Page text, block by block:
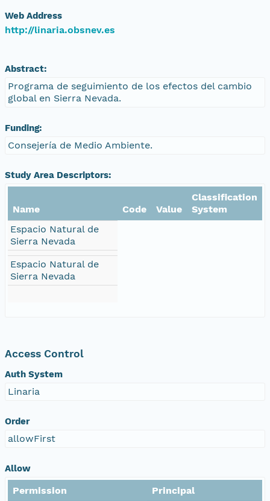
Web Address
http://linaria.obsnev.es
Abstract:
Programa de seguimiento de los efectos del cambio
global en Sierra Nevada.
Funding:
Consejería de Medio Ambiente.
Study Area Descriptors:
Name Code Value
Classification
System
Espacio Natural de
Sierra Nevada
Espacio Natural de
Sierra Nevada
Access Control
Auth System
Linaria
Order
allowFirst
Allow
Permission
Principal